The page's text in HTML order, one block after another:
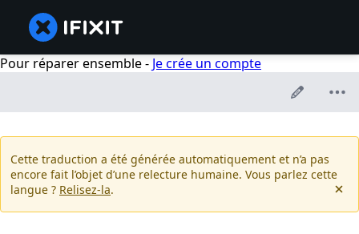
Pour réparer ensemble - Je crée un compte
Cette traduction a été générée automatiquement et n’a pas
encore fait l’objet d’une relecture humaine. Vous parlez cette
langue ? Relisez-la.